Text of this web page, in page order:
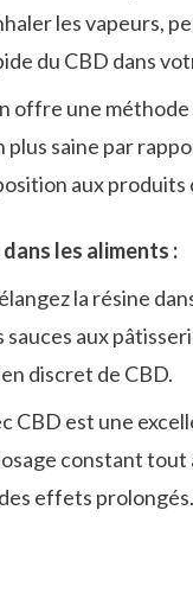
les vapeurs,
du CBD dans
offre une méthode
plus saine par
aux produits
les aliments :
la résine
aux
discret de CBD.
CBD est une
constant tout
effets prolongés.